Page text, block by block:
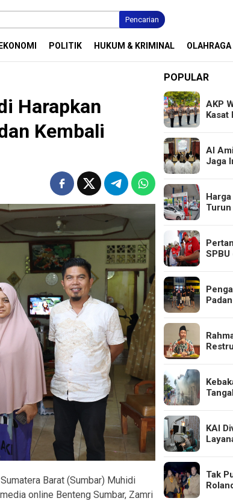
Pencarian
EKONOMI POLITIK HUKUM & KRIMINAL OLAHRAGA
Harapkan
Kembali
Barat (Sumbar) Muhidi
online Benteng Sumbar, Zamri
POPULAR
AKP
Kasat
Al
Jaga
KAI
Tak